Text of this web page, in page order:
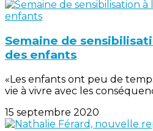
Semaine de
des enfants
«Les enfants ont peu de
vie à vivre avec les
15 septembre 2020